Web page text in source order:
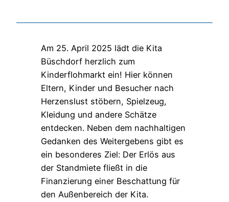
Am 25. April 2025 lädt die Kita
Büschdorf herzlich zum
Kinderflohmarkt ein! Hier können
Eltern, Kinder und Besucher nach
Herzenslust stöbern, Spielzeug,
Kleidung und andere Schätze
entdecken. Neben dem nachhaltigen
Gedanken des Weitergebens gibt es
ein besonderes Ziel: Der Erlös aus
der Standmiete fließt in die
Finanzierung einer Beschattung für
den Außenbereich der Kita.